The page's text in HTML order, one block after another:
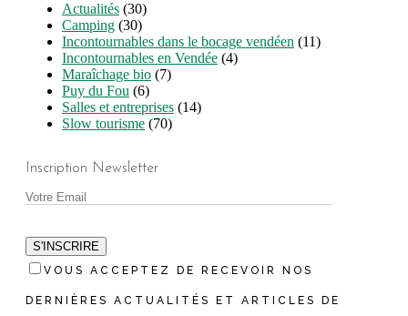
Actualités (30)
Camping (30)
Incontournables dans le bocage vendéen (11)
Incontournables en Vendée (4)
Maraîchage bio (7)
Puy du Fou (6)
Salles et entreprises (14)
Slow tourisme (70)
Inscription Newsletter
S'INSCRIRE
VOUS ACCEPTEZ DE RECEVOIR NOS
DERNIÈRES ACTUALITÉS ET ARTICLES DE